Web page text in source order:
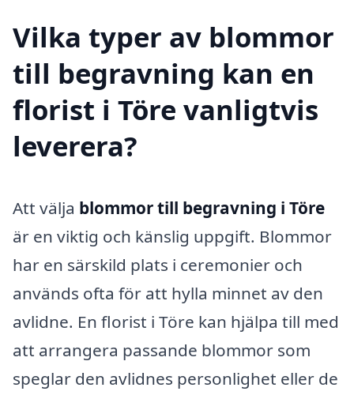
Vilka typer av blommor
till begravning kan en
florist i Töre vanligtvis
leverera?
Att välja blommor till begravning i Töre
är en viktig och känslig uppgift. Blommor
har en särskild plats i ceremonier och
används ofta för att hylla minnet av den
avlidne. En florist i Töre kan hjälpa till med
att arrangera passande blommor som
speglar den avlidnes personlighet eller de